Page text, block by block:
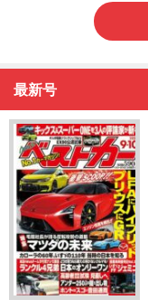
最新号